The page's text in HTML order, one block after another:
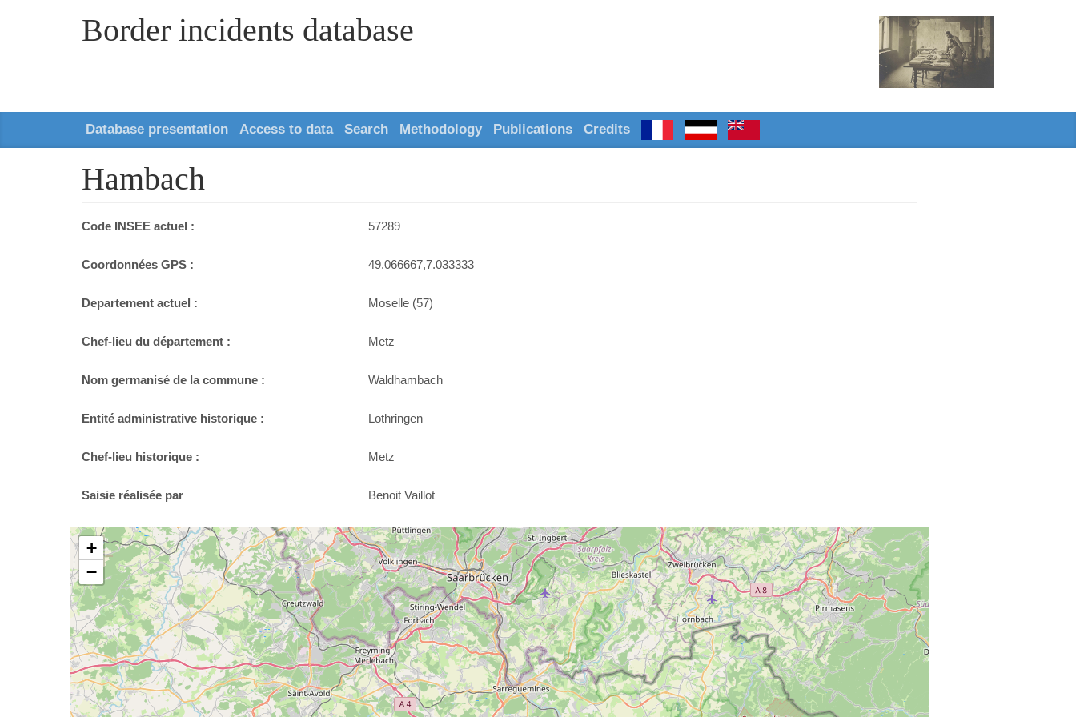
Border incidents database
Database presentation Access to data Search Methodology Publications Credits
Hambach
Code INSEE actuel : 57289
Coordonnées GPS : 49.066667,7.033333
Departement actuel : Moselle (57)
Chef-lieu du département : Metz
Nom germanisé de la commune : Waldhambach
Entité administrative historique : Lothringen
Chef-lieu historique : Metz
Saisie réalisée par Benoit Vaillot
+
−